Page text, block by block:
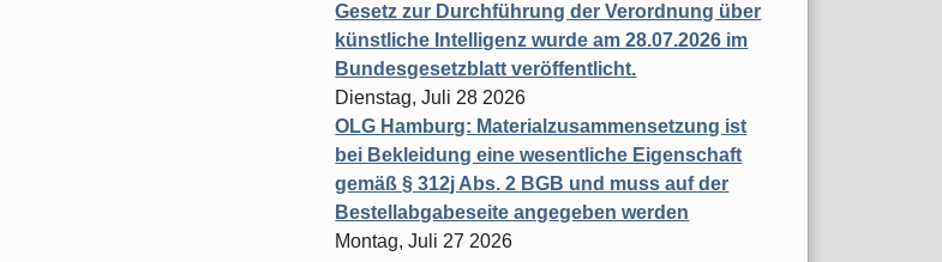
Gesetz zur Durchführung der Verordnung über
künstliche Intelligenz wurde am 28.07.2026 im
Bundesgesetzblatt veröffentlicht.
Dienstag, Juli 28 2026
OLG Hamburg: Materialzusammensetzung ist
bei Bekleidung eine wesentliche Eigenschaft
gemäß § 312j Abs. 2 BGB und muss auf der
Bestellabgabeseite angegeben werden
Montag, Juli 27 2026